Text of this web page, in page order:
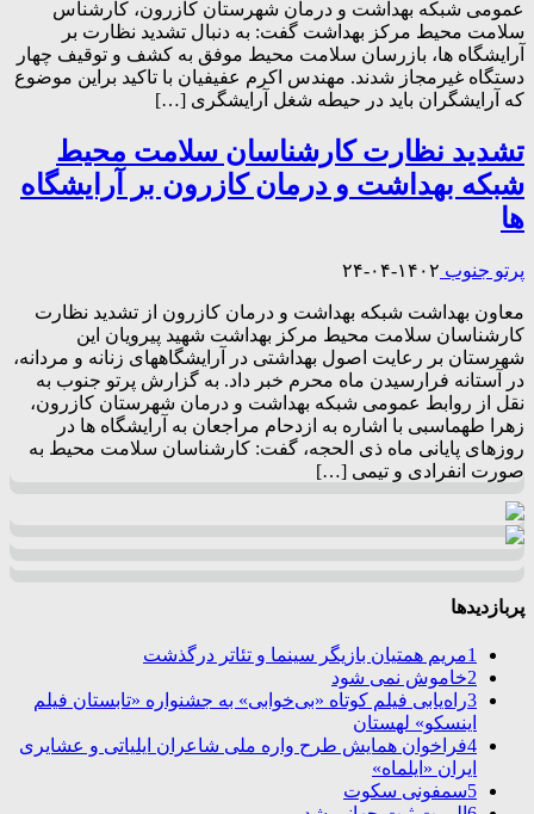
عمومی شبکه بهداشت و درمان شهرستان کازرون، کارشناس
سلامت محیط مرکز بهداشت گفت: به دنبال تشدید نظارت بر
آرایشگاه ها، بازرسان سلامت محیط موفق به کشف و توقیف چهار
دستگاه غیرمجاز شدند. مهندس اکرم عفیفیان با تاکید براین موضوع
که آرایشگران باید در حیطه شغل آرایشگری […]
تشدید نظارت کارشناسان سلامت محیط
شبکه بهداشت و درمان کازرون بر آرایشگاه
ها
پرتو جنوب ۱۴۰۲-۰۴-۲۴
معاون بهداشت شبکه بهداشت و درمان کازرون از تشدید نظارت
کارشناسان سلامت محیط مرکز بهداشت شهید پیرویان این
شهرستان بر رعایت اصول بهداشتی در آرایشگاههای زنانه و مردانه،
در آستانه فرارسیدن ماه محرم خبر داد. به گزارش پرتو جنوب به
نقل از روابط عمومی شبکه بهداشت و درمان شهرستان کازرون،
زهرا طهماسبی با اشاره به ازدحام مراجعان به آرایشگاه ها در
روزهای پایانی ماه ذی الحجه، گفت: کارشناسان سلامت محیط به
صورت انفرادی و تیمی […]
پربازدیدها
1مریم همتیان بازیگر سینما و تئاتر درگذشت
2خاموش نمی شود
3راه‌یابی فیلم کوتاه «بی‌خوابی» به جشنواره «تابستان فیلم
اینسکو» لهستان
4فراخوان همایش طرح واره ملی شاعران ایلیاتی و عشایری
ایران «ایلماه»
5سمفونی سکوت